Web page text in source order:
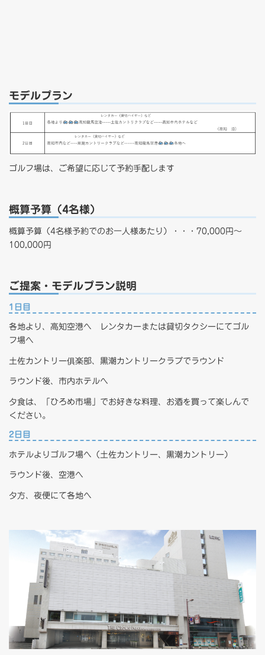
モデルプラン
ゴルフ場は、ご希望に応じて予約手配します
概算予算（4名様）
概算予算（4名様予約でのお一人様あたり）・・・70,000円～
100,000円
ご提案・モデルプラン説明
1日目
各地より、高知空港へ レンタカーまたは貸切タクシーにてゴル
フ場へ
土佐カントリー俱楽部、黒潮カントリークラブでラウンド
ラウンド後、市内ホテルへ
夕食は、「ひろめ市場」でお好きな料理、お酒を買って楽しんで
ください。
2日目
ホテルよりゴルフ場へ（土佐カントリー、黒潮カントリー）
ラウンド後、空港へ
夕方、夜便にて各地へ